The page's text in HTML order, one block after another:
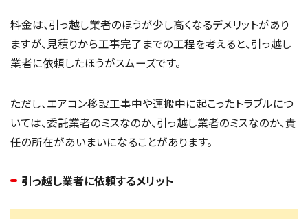
料金は、引っ越し業者のほうが少し高くなるデメリットがあり
ますが、見積りから工事完了までの工程を考えると、引っ越し
業者に依頼したほうがスムーズです。
ただし、エアコン移設工事中や運搬中に起こったトラブルにつ
いては、委託業者のミスなのか、引っ越し業者のミスなのか、責
任の所在があいまいになることがあります。
引っ越し業者に依頼するメリット